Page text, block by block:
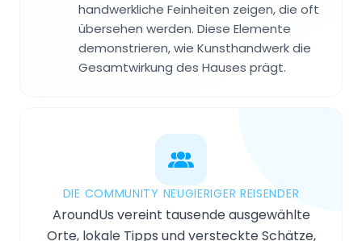
handwerkliche Feinheiten zeigen, die oft
übersehen werden. Diese Elemente
demonstrieren, wie Kunsthandwerk die
Gesamtwirkung des Hauses prägt.
DIE COMMUNITY NEUGIERIGER REISENDER
AroundUs vereint tausende ausgewählte
Orte, lokale Tipps und versteckte Schätze,